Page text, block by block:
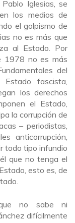
Iglesias, se
los medios de
el golpismo de
no es más que
al Estado. Por
1978 no es más
del
fascista,
los derechos
el Estado,
la corrupción de
– periodistas,
anticorrupción,
todo tipo infundio
que no tenga el
esto es, de
no sabe ni
difícilmente